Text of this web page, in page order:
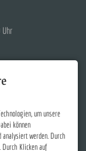
um unsere
können
werden. Durch
Durch Klicken auf